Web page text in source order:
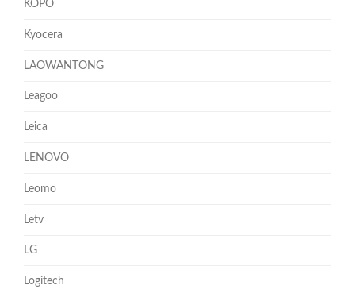
KOPO
Kyocera
LAOWANTONG
Leagoo
Leica
LENOVO
Leomo
Letv
LG
Logitech